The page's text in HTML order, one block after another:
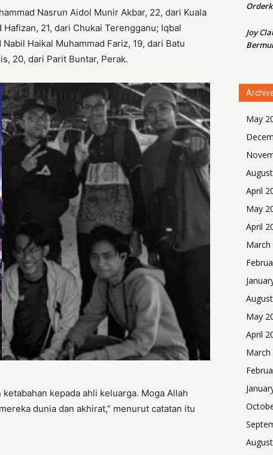
Nasrun Aidol Munir Akbar, 22, dari Kuala
21, dari Chukai Terengganu; Iqbal
Haikal Muhammad Fariz, 19, dari Batu
20, dari Parit Buntar, Perak.
kepada ahli keluarga. Moga Allah
dunia dan akhirat,” menurut catatan itu
Joy
May
April
May
April
March
May
April
March